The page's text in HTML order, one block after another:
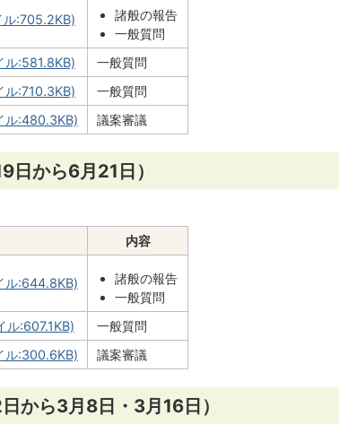
ル:705.2KB)
諸般の報告
一般質問
ル:581.8KB)
一般質問
ル:710.3KB)
一般質問
ル:480.3KB)
議案審議
から6月21日）
内容
ル:644.8KB)
諸般の報告
一般質問
ル:607.1KB)
一般質問
ル:300.6KB)
議案審議
から3月8日・3月16日）